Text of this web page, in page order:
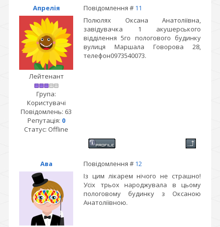
Апрелія Повідомлення # 11
Лейтенант
Група:
Користувачі
Повідомлень: 63
Репутація: 0
Статус: Offline
Полюлях Оксана Анатоліївна,
завідувачка 1 акушерського
відділення 5го пологового будинку
вулиця Маршала Говорова 28,
телефон0973540073.
Ава Повідомлення # 12
Із цим лікарем нічого не страшно!
Усіх трьох народжувала в цьому
пологовому будинку з Оксаною
Анатоліївною.